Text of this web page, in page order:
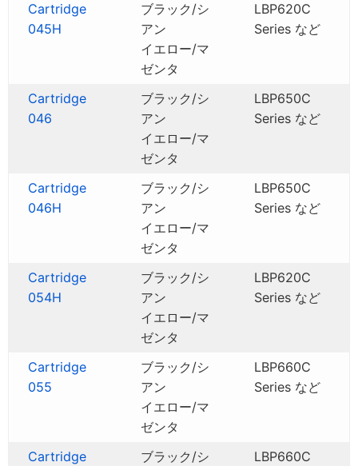
Cartridge
045H
ブラック/シ
アン
イエロー/マ
ゼンタ
LBP620C
Series など
Cartridge
046
ブラック/シ
アン
イエロー/マ
ゼンタ
LBP650C
Series など
Cartridge
046H
ブラック/シ
アン
イエロー/マ
ゼンタ
LBP650C
Series など
Cartridge
054H
ブラック/シ
アン
イエロー/マ
ゼンタ
LBP620C
Series など
Cartridge
055
ブラック/シ
アン
イエロー/マ
ゼンタ
LBP660C
Series など
Cartridge
ブラック/シ
LBP660C